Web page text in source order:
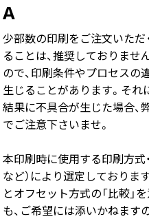
A
少部数の印刷をご注文いた
ることは、推奨しておりませ
ので、印刷条件やプロセスの
生じることがあります。それ
結果に不具合が生じた場合、
でご注意下さいませ。
本印刷時に使用する印刷方式
など）により選定しておりま
とオフセット方式の「比較」
も、ご希望には添いかねます
い。
完成時間の目安を電話で確認
任意の部数単位で帯をかけて
すか？
領収書・納品書を発行は可能
初回特典の1000ポイントを
は？
画面表示操作
ユーザー登録ログイン